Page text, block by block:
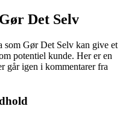
Det Selv
som Gør Det Selv kan give et
potentiel kunde. Her er en
går igen i kommentarer fra